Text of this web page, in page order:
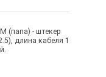
(папа) - штекер
длина кабеля 1